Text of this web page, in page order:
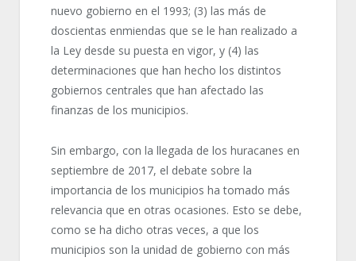
nuevo gobierno en el 1993; (3) las más de
doscientas enmiendas que se le han realizado a
la Ley desde su puesta en vigor, y (4) las
determinaciones que han hecho los distintos
gobiernos centrales que han afectado las
finanzas de los municipios.
Sin embargo, con la llegada de los huracanes en
septiembre de 2017, el debate sobre la
importancia de los municipios ha tomado más
relevancia que en otras ocasiones. Esto se debe,
como se ha dicho otras veces, a que los
municipios son la unidad de gobierno con más